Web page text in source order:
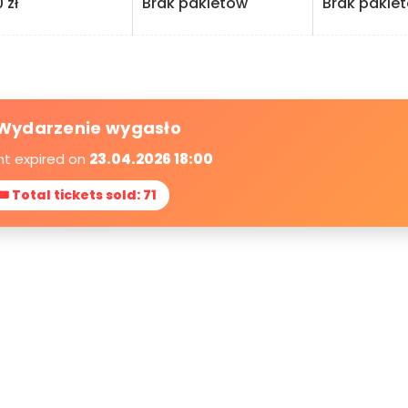
wygasło
expired on 23.04.2026 18:00
Total tickets sold: 71